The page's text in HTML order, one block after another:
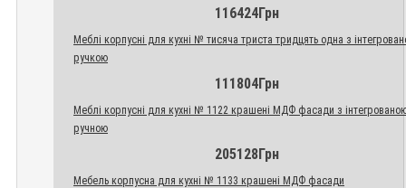
116424Грн
Меблі корпусні для кухні № тисяча триста тридцять одна з
ручкою
111804Грн
Меблі корпусні для кухні № 1122 крашені МДФ фасади з
ручною
205128Грн
Мебель корпусна для кухні № 1133 крашені МДФ фасади